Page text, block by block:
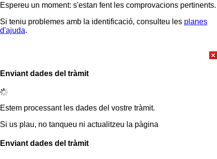
Espereu un moment: s'estan fent les comprovacions pertinents.
Si teniu problemes amb la identificació, consulteu les planes
d'ajuda.
Enviant dades del tràmit
Estem processant les dades del vostre tràmit.
Si us plau, no tanqueu ni actualitzeu la pàgina
Enviant dades del tràmit